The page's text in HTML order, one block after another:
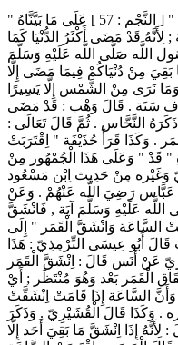
" اِقْتَرَبَتْ " أَيْ قَرُبَتْ مِثْل " أَزِفَتْ الْآزِفَة " [ النَّجْم : 57 ] عَلَى مَا بَيَّنَّاهُ
قَدْ مَضَى أَكْثَرُ الدُّنْيَا كَمَا
اللَّه صَلَّى اللَّه عَلَيْهِ وَسَلَّمَ
مِنْ دُنْيَاكُمْ فِيمَا مَضَى إِلَّا
نَرَى مِنْ الشَّمْس إِلَّا يَسِيرًا
سَنَة . قَالَ وَهْب : قَدْ مَضَى
النَّحَّاس . ثُمَّ قَالَ تَعَالَى :
. وَكَذَا قَرَأَ حُذَيْفَة " اِقْتَرَبَتْ
" قَدْ " وَعَلَى هَذَا الْجُمْهُور مِنْ
وَغَيْره مِنْ حَدِيث اِبْن مَسْعُود
عَبَّاس رَضِيَ اللَّه عَنْهُمْ . وَعَنْ
عَلَيْهِ وَسَلَّمَ آيَة , فَانْشَقَّ
السَّاعَة وَانْشَقَّ الْقَمَر " إِلَى
أَبُو عِيسَى التِّرْمِذِيّ : هَذَا
عَنْ أَنَس قَالَ : اِنْشَقَّ الْقَمَر
الْقَمَر بَعْد وَهُوَ مُنْتَظَر ; أَيْ
وَأَنَّ السَّاعَة إِذَا قَامَتْ اِنْشَقَّتْ
. وَكَذَا قَالَ الْقُشَيْرِيّ . وَذَكَرَ
لِأَنَّهُ إِذَا اِنْشَقَّ مَا بَقِيَ أَحَد إِلَّا